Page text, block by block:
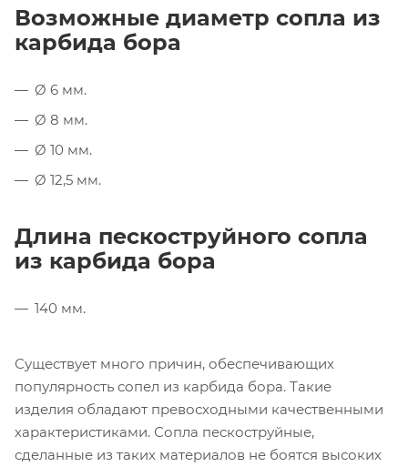
Возможные диаметр сопла из
карбида бора
Ø 6 мм.
Ø 8 мм.
Ø 10 мм.
Ø 12,5 мм.
Длина пескоструйного сопла
из карбида бора
140 мм.
Существует много причин, обеспечивающих
популярность сопел из карбида бора. Такие
изделия обладают превосходными качественными
характеристиками. Сопла пескоструйные,
сделанные из таких материалов не боятся высоких